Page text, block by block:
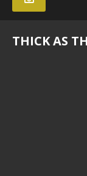
THICK AS